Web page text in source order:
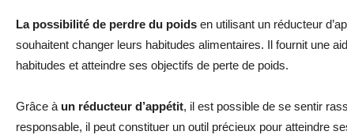
La possibilité de perdre du poids en utilisant un réducteur
souhaitent changer leurs habitudes alimentaires. Il fournit une
habitudes et atteindre ses objectifs de perte de poids.
Grâce à un réducteur d’appétit, il est possible de se sentir
responsable, il peut constituer un outil précieux pour atteindre